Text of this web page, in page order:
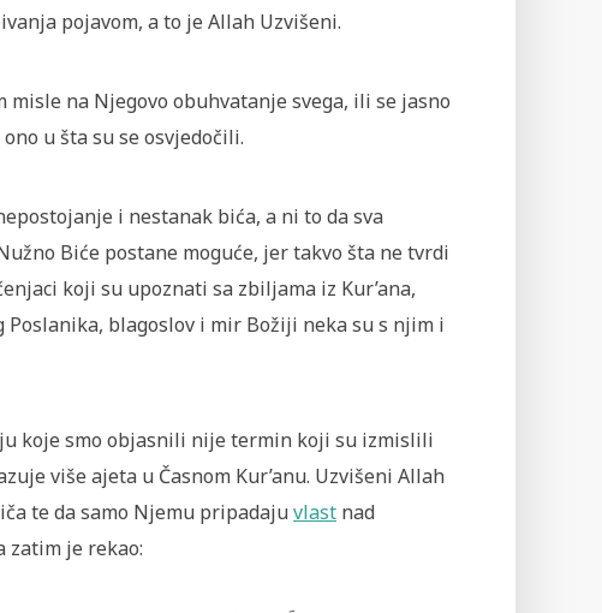
pojavom, a to je Allah Uzvišeni.
na Njegovo obuhvatanje svega, ili se jasno
ušta su se osvjedočili.
i nestanak bića, a ni to da sva
Biće postane moguće, jer takvo šta ne tvrdi
koji su upoznati sa zbiljama iz Kur’ana,
Poslanika, blagoslov i mir Božiji neka su s njim i
koje smo objasnili nije termin koji su izmislili
više ajeta u Časnom Kur’anu. Uzvišeni Allah
te da samo Njemu pripadajuvlast nad
zatim je rekao: